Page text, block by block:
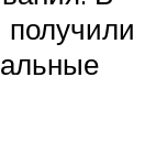
получили